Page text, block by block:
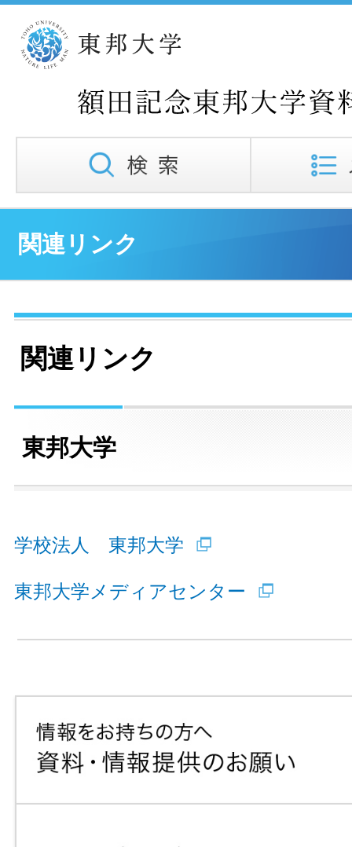
関連リンク
関連リンク
東邦大学
学校法人 東邦大学
東邦大学メディアセンター